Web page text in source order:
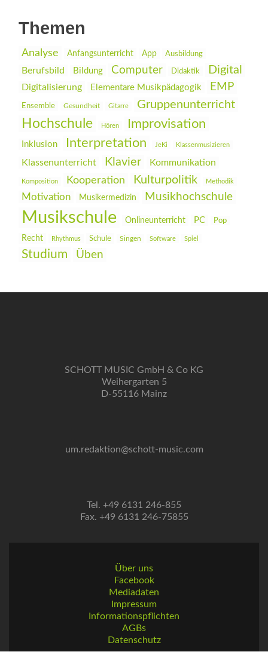
Themen
Analyse Anfangsunterricht App Ausbildung
Berufsbild Bildung Computer Didaktik Digital
Digitalisierung Elementare Musikpädagogik EMP
Ensemble Gesundheit Gitarre Gruppenunterricht
Hochschule Hören Improvisation
Inklusion Interpretation JeKi Klassenmusizieren
Klassenunterricht Klavier Kommunikation
Komposition Kooperation Kulturpolitik Methodik
Motivation Musikermedizin Musikhochschule
Musikschule Onlineunterricht PC Pop
Recht Rhythmus Schule Singen Software Spiel
Studium Üben
SCHOTT MUSIC GmbH & Co KG
Weihergarten 5
D-55116 Mainz
um.redaktion@schott-music.com
Tel. +49 6131 246-855
Fax. +49 6131 246-75855
Über uns
Facebook
Mediadaten
Impressum
Informationspflichten
AGBs
Datenschutz